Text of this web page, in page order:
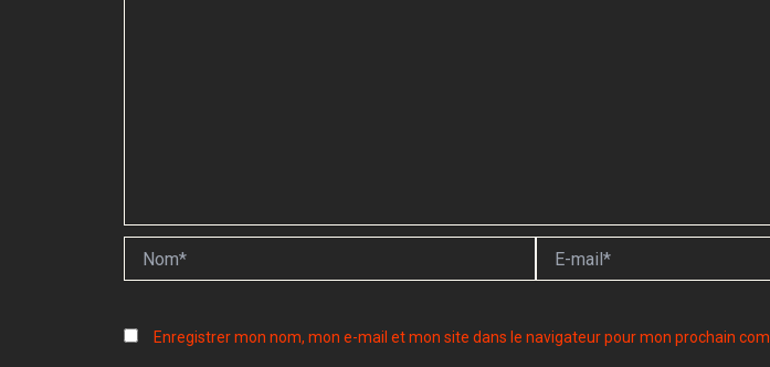
mail*
Enregistrer mon nom, mon e-mail et mon site dans le navigateur pour mon prochain